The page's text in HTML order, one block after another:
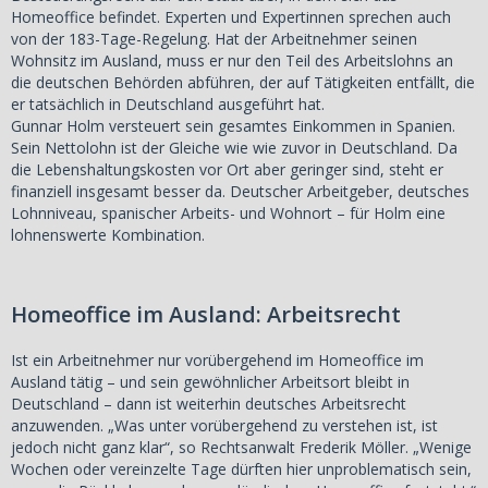
Homeoffice befindet. Experten und Expertinnen sprechen auch
von der 183-Tage-Regelung. Hat der Arbeitnehmer seinen
Wohnsitz im Ausland, muss er nur den Teil des Arbeitslohns an
die deutschen Behörden abführen, der auf Tätigkeiten entfällt, die
er tatsächlich in Deutschland ausgeführt hat.
Gunnar Holm versteuert sein gesamtes Einkommen in Spanien.
Sein Nettolohn ist der Gleiche wie wie zuvor in Deutschland. Da
die Lebenshaltungskosten vor Ort aber geringer sind, steht er
finanziell insgesamt besser da. Deutscher Arbeitgeber, deutsches
Lohnniveau, spanischer Arbeits- und Wohnort – für Holm eine
lohnenswerte Kombination.
Homeoffice im Ausland: Arbeitsrecht
Ist ein Arbeitnehmer nur vorübergehend im Homeoffice im
Ausland tätig – und sein gewöhnlicher Arbeitsort bleibt in
Deutschland – dann ist weiterhin deutsches Arbeitsrecht
anzuwenden. „Was unter vorübergehend zu verstehen ist, ist
jedoch nicht ganz klar“, so Rechtsanwalt Frederik Möller. „Wenige
Wochen oder vereinzelte Tage dürften hier unproblematisch sein,